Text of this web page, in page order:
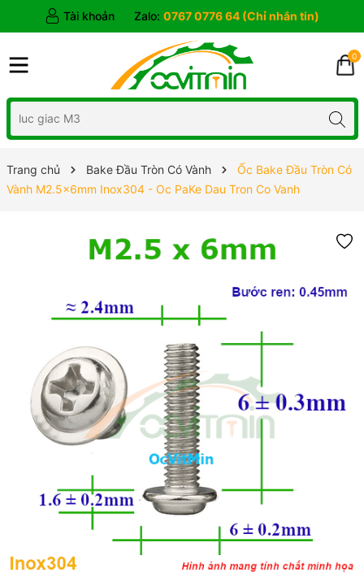
Tài khoản Zalo: 0767 0776 64 (Chỉ nhắn tin)
0
Trang chủ Bake Đầu Tròn Có Vành
Ốc Bake Đầu Tròn Có
Vành M2.5x6mm Inox304 - Oc PaKe Dau Tron Co Vanh